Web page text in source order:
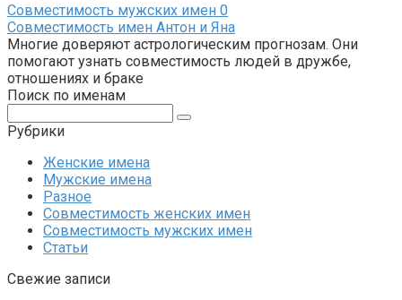
Совместимость мужских имен 0
Совместимость имен Антон и Яна
Многие доверяют астрологическим прогнозам. Они
помогают узнать совместимость людей в дружбе,
отношениях и браке
Поиск по именам
Рубрики
Женские имена
Мужские имена
Разное
Совместимость женских имен
Совместимость мужских имен
Статьи
Свежие записи